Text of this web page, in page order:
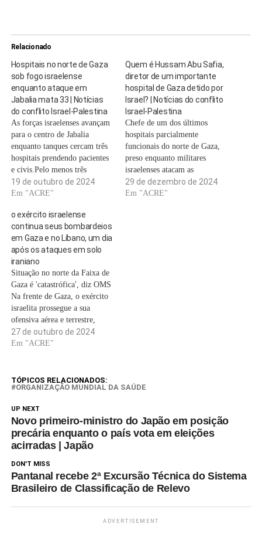
Relacionado
Hospitais no norte de Gaza
sob fogo israelense
enquanto ataque em
Jabalia mata 33 | Notícias
do conflito Israel-Palestina
As forças israelenses avançam
para o centro de Jabalia
enquanto tanques cercam três
hospitais prendendo pacientes
e civis.Pelo menos três
hospitais parcialmente
funcionais, que tratam de
abrigam milhares de civis
palestinos deslocados no norte
de Gaza, estão atualmente sob
intenso fogo israelense, como
o cerco a…
19 de outubro de 2024
Em "ACRE"
Quem é Hussam Abu Safia,
diretor de um importante
hospital de Gaza detido por
Israel? | Notícias do conflito
Israel-Palestina
Chefe de um dos últimos
hospitais parcialmente
funcionais do norte de Gaza,
preso enquanto militares
israelenses atacam as
instalações e expulsam dezenas
de médicos e
29 de dezembro de 2024
Em "ACRE"
o exército israelense
continua seus bombardeios
em Gaza e no Líbano, um dia
após os ataques em solo
iraniano
Situação no norte da Faixa de
Gaza é 'catastrófica', diz OMS
Na frente de Gaza, o exército
israelita prossegue a sua
ofensiva aérea e terrestre,
numa altura em que se
esperam negociações no
catarianos para discutir a
possibilidade de uma trégua,
27 de outubro de 2024
Em "ACRE"
TÓPICOS RELACIONADOS:
ORGANIZAÇÃO MUNDIAL DA SAÚDE
UP NEXT
Novo primeiro-ministro do Japão em posição
precária enquanto o país vota em eleições
acirradas | Japão
DON'T MISS
Pantanal recebe 2ª Excursão Técnica do Sistema
Brasileiro de Classificação de Relevo
ADVERTISEMENT